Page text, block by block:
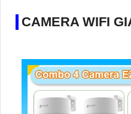
CAMERA WIFI